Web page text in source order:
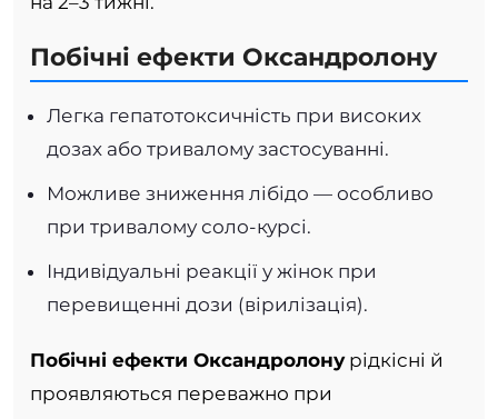
Побічні ефекти Оксандролону
Легка гепатотоксичність при високих
дозах або тривалому застосуванні.
Можливе зниження лібідо — особливо
при тривалому соло-курсі.
Індивідуальні реакції у жінок при
перевищенні дози (вірилізація).
Побічні ефекти Оксандролонурідкісні й
проявляються переважно при